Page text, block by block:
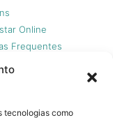
tecnologias como
Online
Frequentes